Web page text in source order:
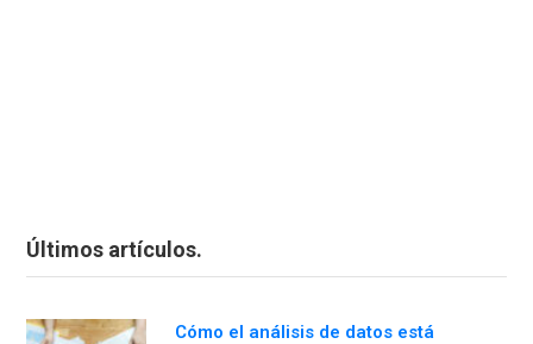
Últimos artículos.
Cómo el análisis de datos está